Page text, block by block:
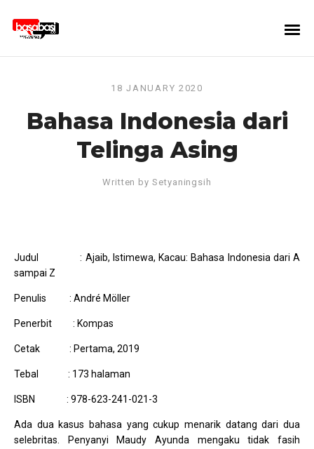
18 JANUARY 2020
Bahasa Indonesia dari
Telinga Asing
Written bySetyaningsih
Judul : Ajaib, Istimewa, Kacau: Bahasa Indonesia dari A
sampai Z
Penulis : André Möller
Penerbit : Kompas
Cetak : Pertama, 2019
Tebal : 173 halaman
ISBN : 978-623-241-021-3
Ada dua kasus bahasa yang cukup menarik datang dari dua
selebritas. Penyanyi Maudy Ayunda mengaku tidak fasih